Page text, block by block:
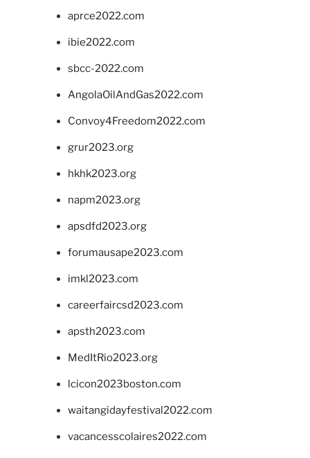
aprce2022.com
ibie2022.com
sbcc-2022.com
AngolaOilAndGas2022.com
Convoy4Freedom2022.com
grur2023.org
hkhk2023.org
napm2023.org
apsdfd2023.org
forumausape2023.com
imkl2023.com
careerfaircsd2023.com
apsth2023.com
MedItRio2023.org
lcicon2023boston.com
waitangidayfestival2022.com
vacancesscolaires2022.com